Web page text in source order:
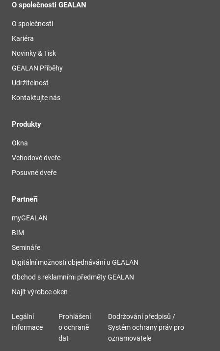
O společnosti GEALAN
O společnosti
Kariéra
Novinky & Tisk
GEALAN Příběhy
Udržitelnost
Kontaktujte nás
Produkty
Okna
Vchodové dveře
Posuvné dveře
Partneři
myGEALAN
BIM
Semináře
Digitální možnosti objednávání u GEALAN
Obchod s reklamními předměty GEALAN
Najít výrobce oken
Legální
informace
Prohlášení
o ochraně
dat
Dodržování předpisů /
Systém ochrany práv pro
oznamovatele